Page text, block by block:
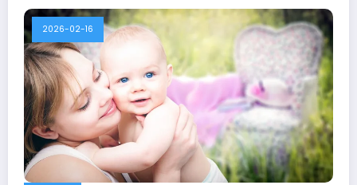
2026-02-16